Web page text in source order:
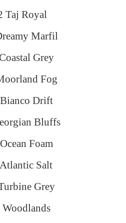
Taj Royal
Marfil
Grey
Fog
Drift
Bluffs
Foam
Salt
Grey